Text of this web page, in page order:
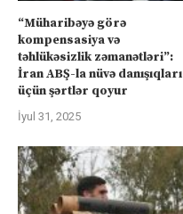
“Müharibəyə görə
kompensasiya və
təhlükəsizlik zəmanətləri”:
İran ABŞ-la nüvə danışıqları
üçün şərtlər qoyur
İyul 31, 2025